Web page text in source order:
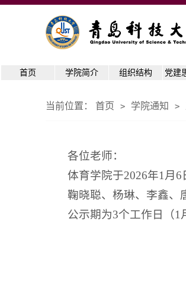
首页 学院简介 组织结构 党建
当前位置： 首页 > 学院通知 >
各位老师：
体育学院于2026年1月
鞠晓聪、杨琳、李鑫、
公示期为3个工作日（1